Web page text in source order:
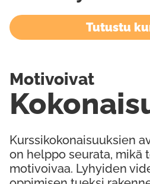
Tutustu
Kurssikokonaisuuksien
on helppo seurata, mikä
motivoivaa. Lyhyiden
Motivoivat